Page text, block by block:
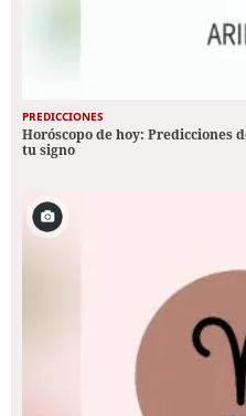
PREDICCIONES
Horóscopo de hoy: Predicciones
tu signo